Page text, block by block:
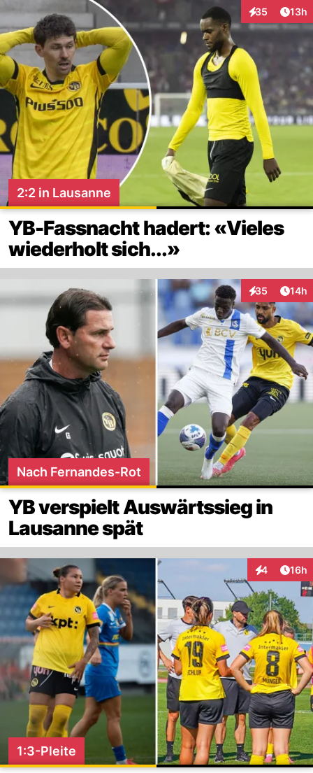
35
Interaktionen
13h
2:2 in Lausanne
YB-Fassnacht hadert: «Vieles
wiederholt sich...»
35
Interaktionen
14h
Nach Fernandes-Rot
YB verspielt Auswärtssieg in
Lausanne spät
4
Interaktionen
16h
1:3-Pleite